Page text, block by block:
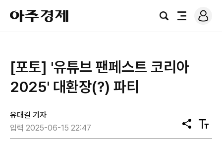
아
주
경
검
전
로
그
[포토] '유튜브 팬페스트 코리아
2025' 대환장(?) 파티
유대길 기자
입력 2025-06-15 22:47
공
유
텍
스